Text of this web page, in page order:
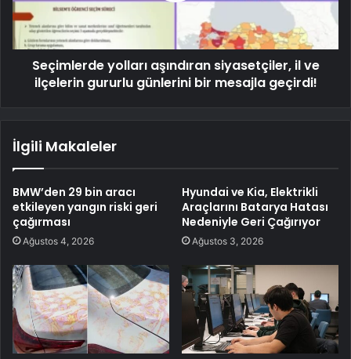
Seçimlerde yolları aşındıran siyasetçiler, il ve
ilçelerin gururlu günlerini bir mesajla geçirdi!
İlgili Makaleler
BMW’den 29 bin aracı
etkileyen yangın riski geri
çağırması
Ağustos 4, 2026
Hyundai ve Kia, Elektrikli
Araçlarını Batarya Hatası
Nedeniyle Geri Çağırıyor
Ağustos 3, 2026